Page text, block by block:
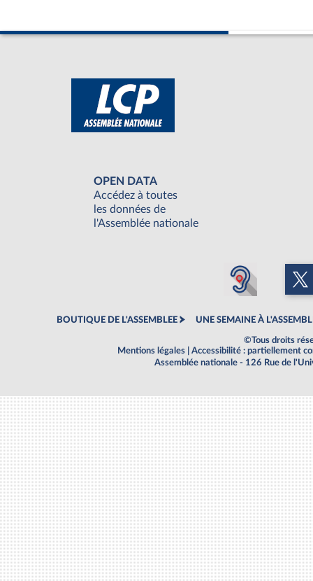
OPEN DATA
Accédez à toutes
les données de
l'Assemblée nationale
BOUTIQUE DE L'ASSEMBLEE UNE SEMAINE À
©Tous droits
Mentions légales
Accessibilité : partiellement
Assemblée nationale - 126 Rue de